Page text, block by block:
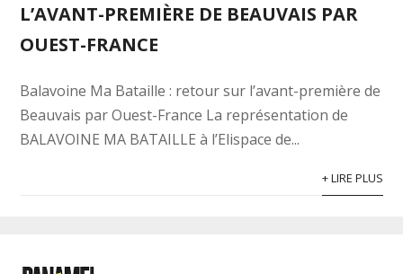
L’AVANT-PREMIÈRE DE BEAUVAIS PAR
OUEST-FRANCE
Balavoine Ma Bataille : retour sur l’avant-première de
Beauvais par Ouest-France La représentation de
BALAVOINE MA BATAILLE à l’Elispace de...
+ LIRE PLUS